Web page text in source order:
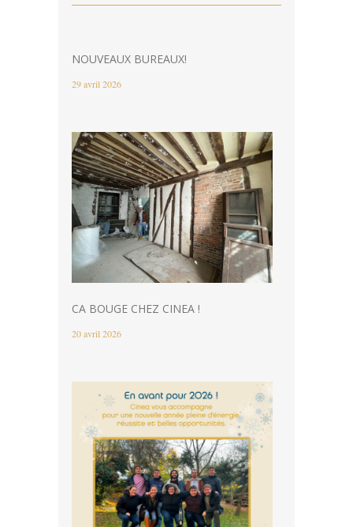
NOUVEAUX BUREAUX!
29 avril 2026
CA BOUGE CHEZ CINEA !
20 avril 2026